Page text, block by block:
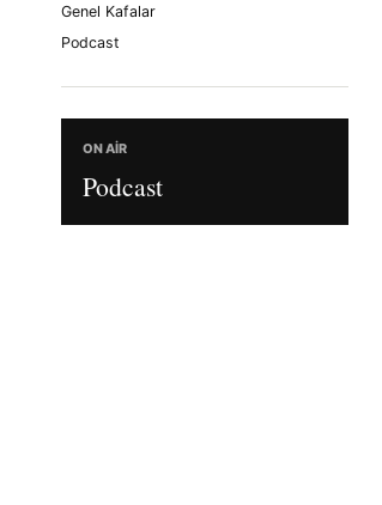
Genel Kafalar
Podcast
ON AIR
Podcast